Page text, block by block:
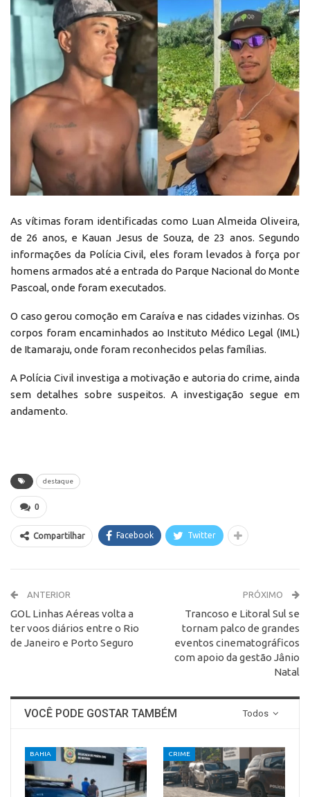
As vítimas foram identificadas como Luan Almeida Oliveira,
de 26 anos, e Kauan Jesus de Souza, de 23 anos. Segundo
informações da Polícia Civil, eles foram levados à força por
homens armados até a entrada do Parque Nacional do Monte
Pascoal, onde foram executados.
O caso gerou comoção em Caraíva e nas cidades vizinhas. Os
corpos foram encaminhados ao Instituto Médico Legal (IML)
de Itamaraju, onde foram reconhecidos pelas famílias.
A Polícia Civil investiga a motivação e autoria do crime, ainda
sem detalhes sobre suspeitos. A investigação segue em
andamento.
destaque
0
Compartilhar Facebook Twitter
ANTERIOR
GOL Linhas Aéreas volta a
ter voos diários entre o Rio
de Janeiro e Porto Seguro
PRÓXIMO
Trancoso e Litoral Sul se
tornam palco de grandes
eventos cinematográficos
com apoio da gestão Jânio
Natal
Todos
VOCÊ PODE GOSTAR TAMBÉM
BAHIA CRIME